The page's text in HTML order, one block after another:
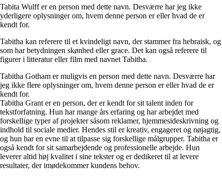
Tabita Wulff er en person med dette navn. Desværre har jeg ikke
yderligere oplysninger om, hvem denne person er eller hvad de er
kendt for.
Tabitha kan referere til et kvindeligt navn, der stammer fra hebraisk, og
som har betydningen skønhed eller grace. Det kan også referere til
figurer i litteratur eller film med navnet Tabitha.
Tabitha Gotham er muligvis en person med dette navn. Desværre har
jeg ikke flere oplysninger om, hvem denne person er eller hvad de er
kendt for.
Tabitha Grant er en person, der er kendt for sit talent inden for
tekstforfatning. Hun har mange års erfaring og har arbejdet med
forskellige typer af projekter såsom reklamer, hjemmesideskrivning og
indhold til sociale medier. Hendes stil er kreativ, engageret og nøjagtig,
og hun har en evne til at tilpasse sig forskellige målgrupper. Tabitha er
også kendt for sit samarbejdende og professionelle arbejde. Hun
leverer altid høj kvalitet i sine tekster og er dedikeret til at levere
resultater, der imødekommer kundens behov.